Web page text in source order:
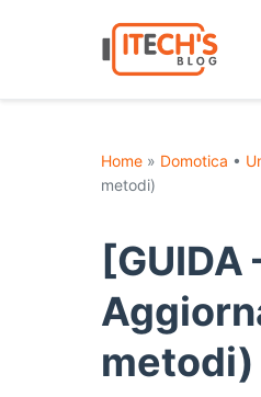
Home » Domotica •
metodi)
metodi)